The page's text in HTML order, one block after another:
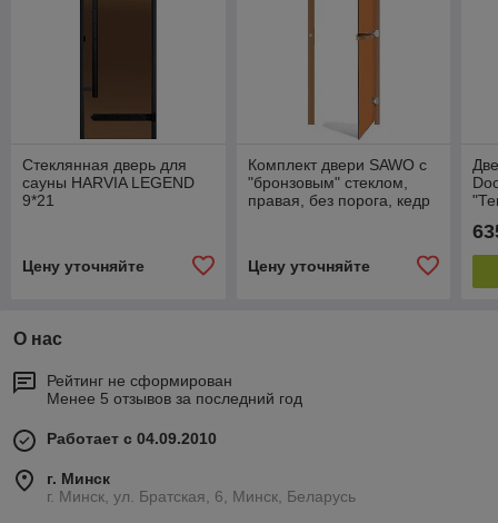
Стеклянная дверь для
сауны HARVIA LEGEND
9*21
Цену уточняйте
Комплект двери SAWO с
"бронзовым" стеклом,
правая, без порога, кедр
Цену уточняйте
О нас
Рейтинг не сформирован
Менее 5 отзывов за последний год
Работает с 04.09.2010
г. Минск
г. Минск, ул. Братская, 6, Минск, Беларусь